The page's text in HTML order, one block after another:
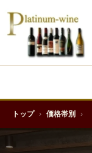
トップ › 価格帯別 ›